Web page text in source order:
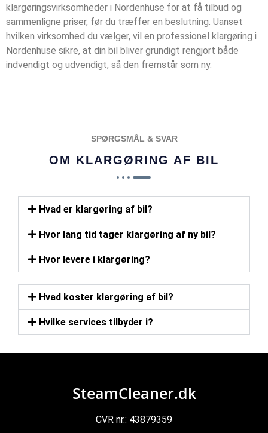
klargøringsvirksomheder i Nordenhuse for at få tilbud og
sammenligne priser, før du træffer en beslutning. Uanset
hvilken virksomhed du vælger, vil en professionel klargøring i
Nordenhuse sikre, at din bil bliver grundigt rengjort både
indvendigt og udvendigt, så den fremstår som ny.
SPØRGSMÅL & SVAR
OM KLARGØRING AF BIL
Hvad er klargøring af bil?
Hvor lang tid tager klargøring af ny bil?
Hvor levere i klargøring?
Hvad koster klargøring af bil?
Hvilke services tilbyder i?
SteamCleaner.dk
CVR nr.: 43879359